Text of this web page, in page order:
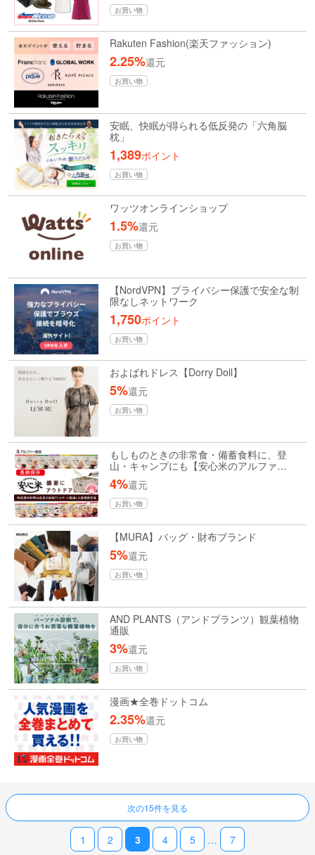
お買い物
Rakuten Fashion(楽天ファッション)
2.25%還元
お買い物
安眠、快眠が得られる低反発の「六角脳
枕」
1,389ポイント
お買い物
ワッツオンラインショップ
1.5%還元
お買い物
【NordVPN】プライバシー保護で安全な制
限なしネットワーク
1,750ポイント
お買い物
およばれドレス【Dorry Doll】
5%還元
お買い物
もしものときの非常食・備蓄食料に、登
山・キャンプにも【安心米のアルファ…
4%還元
お買い物
【MURA】バッグ・財布ブランド
5%還元
お買い物
AND PLANTS（アンドプランツ）観葉植物
通販
3%還元
お買い物
漫画★全巻ドットコム
2.35%還元
お買い物
ページ送り
次の15件を見る
1 2 3 4 5 … 7